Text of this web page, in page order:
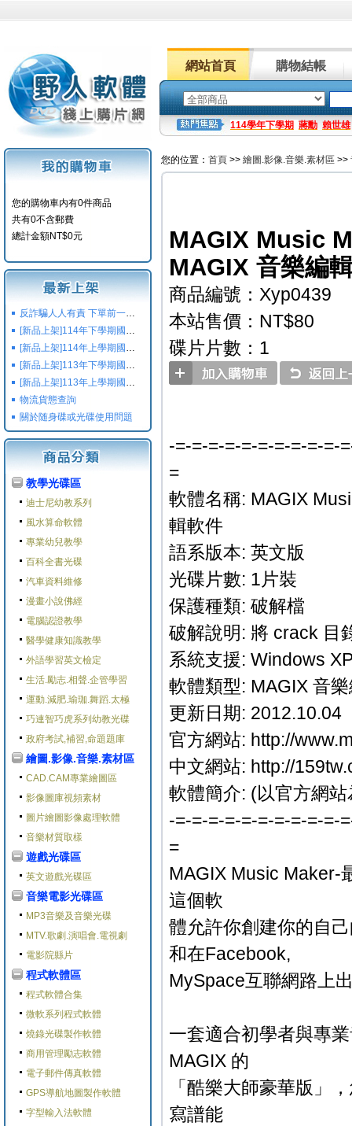
網站首頁 購物結帳
114學年下學期 蔣勳 賴世雄
您的購物車内有0件商品
共有0不含郵費
總計金額NT$0元
反詐騙人人有責 下單前一定要注意
[新品上架]114年下學期國小國中高中命題光碟,校用卷,習作
[新品上架]114年上學期國小國中高中命題光碟,校用卷,習作
[新品上架]113年下學期國小國中高中命題光碟,校用卷,習作
[新品上架]113年上學期國小國中高中命題光碟,校用卷,習作
物流貨態查詢
關於随身碟或光碟使用問題
教學光碟區
迪士尼幼教系列
風水算命軟體
專業幼兒教學
百科全書光碟
汽車資料維修
漫畫小說佛經
電腦認證教學
醫學健康知識教學
外語學習英文檢定
生活.勵志.相聲.企管學習
運動.減肥.瑜珈.舞蹈.太極
巧連智巧虎系列幼教光碟
政府考試,補習,命題題庫
繪圖.影像.音樂.素材區
CAD.CAM專業繪圖區
影像圖庫視頻素材
圖片繪圖影像處理軟體
音樂材質取樣
遊戲光碟區
英文遊戲光碟區
音樂電影光碟區
MP3音樂及音樂光碟
MTV.歌劇.演唱會.電視劇
電影院縣片
程式軟體區
程式軟體合集
微軟系列程式軟體
燒錄光碟製作軟體
商用管理勵志軟體
電子郵件傳真軟體
GPS導航地圖製作軟體
字型輸入法軟體
您的位置： 首頁 >> 繪圖.影像.音樂.素材區 >>
MAGIX Music
MAGIX 音樂編
商品編號：Xyp0439
本站售價：NT$80
碟片片數：1
-=-=-=-=-=-=-=-=-=-=-
=
軟體名稱: MAGIX
輯軟件
語系版本: 英文版
光碟片數: 1片裝
保護種類: 破解檔
破解說明: 將 crack 目
系統支援: Windows
軟體類型: MAGIX 音
更新日期: 2012.10.04
官方網站: http://
中文網站: http://
軟體簡介: (以官方網站
-=-=-=-=-=-=-=-=-=-=-
=
MAGIX Music Maker-
這個軟
體允許你創建你的自
和在Facebook,
MySpace互聯網路上
一套適合初學者與專
MAGIX 的
「酷樂大師豪華版」
寫譜能